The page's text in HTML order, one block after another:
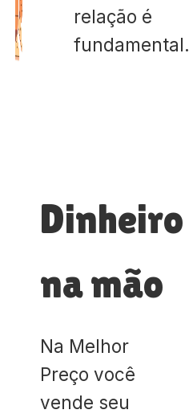
relação é
fundamental.
Dinheiro
na mão
Na Melhor
Preço você
vende seu